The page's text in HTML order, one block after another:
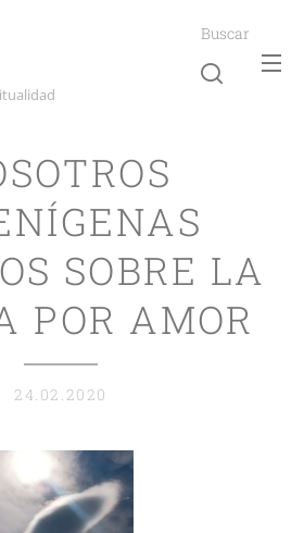
Buscar
SOBRE LA
POR AMOR
24.02.2020